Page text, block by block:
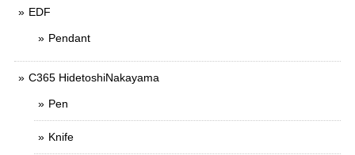
EDF
Pendant
C365 HidetoshiNakayama
Pen
Knife